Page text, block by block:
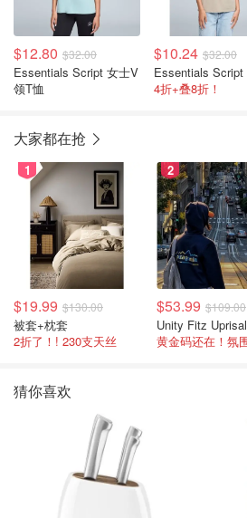
$12.80 $32.00
Essentials Script 女士V
领T恤
$10.24 $32.00
4折+叠8折！
大家都在抢
1
$19.99 $130.00
被套+枕套
2折了！! 230支天丝
2
$53.99 $109.00
猜你喜欢